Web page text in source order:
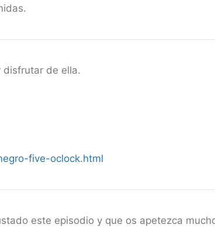
disfrutar de ella.
five-oclock.html
este episodio y que os apetezca